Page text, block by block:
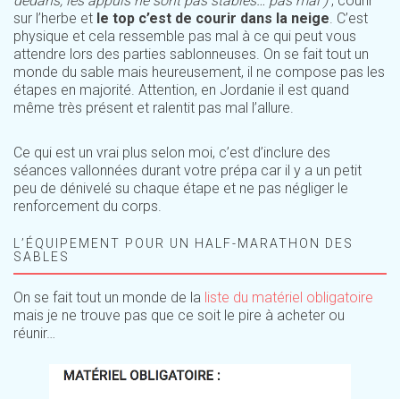
sur l’herbe et le top c’est de courir dans la neige. C’est
physique et cela ressemble pas mal à ce qui peut vous
attendre lors des parties sablonneuses. On se fait tout un
monde du sable mais heureusement, il ne compose pas les
étapes en majorité. Attention, en Jordanie il est quand
même très présent et ralentit pas mal l’allure.
Ce qui est un vrai plus selon moi, c’est d’inclure des
séances vallonnées durant votre prépa car il y a un petit
peu de dénivelé su chaque étape et ne pas négliger le
renforcement du corps.
L’ÉQUIPEMENT POUR UN HALF-MARATHON DES
SABLES
On se fait tout un monde de la liste du matériel obligatoire
mais je ne trouve pas que ce soit le pire à acheter ou
réunir…